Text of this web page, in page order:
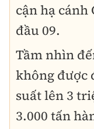
cận hạ cánh
đầu 09.
Tầm nhìn
không được
suất lên 3
3.000 tấn